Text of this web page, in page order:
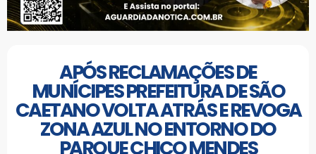
APÓS RECLAMAÇÕES DE
MUNÍCIPES PREFEITURA DE SÃO
CAETANO VOLTA ATRÁS E REVOGA
ZONA AZUL NO ENTORNO DO
PARQUE CHICO MENDES